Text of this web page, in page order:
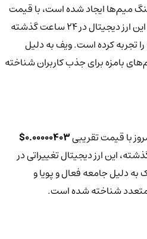
میم‌ها ایجاد شده است، با قیمت
معامله می‌شود. این ارز دیجیتال در 24 ساعت گذشته
تجربه کرده است. ویف به دلیل
بامزه برای جذب کاربران شناخته
با قیمت تقریبی0.00000403$
24 ساعت گذشته، این ارز دیجیتال تغییراتی در
دلیل جامعه فعال و پویا و
شناخته شده است.